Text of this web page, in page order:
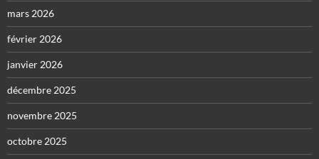
mars 2026
février 2026
janvier 2026
décembre 2025
novembre 2025
octobre 2025